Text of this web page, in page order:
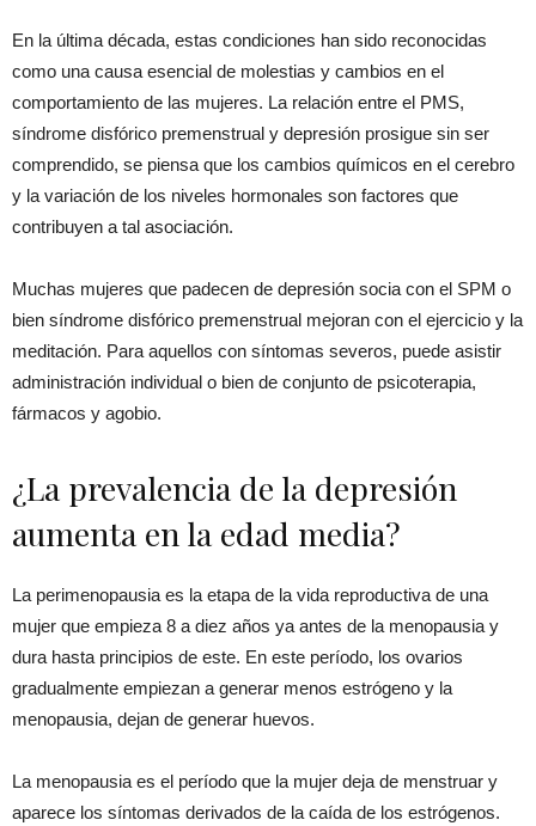
En la última década, estas condiciones han sido reconocidas
como una causa esencial de molestias y cambios en el
comportamiento de las mujeres. La relación entre el PMS,
síndrome disfórico premenstrual y depresión prosigue sin ser
comprendido, se piensa que los cambios químicos en el cerebro
y la variación de los niveles hormonales son factores que
contribuyen a tal asociación.
Muchas mujeres que padecen de depresión socia con el SPM o
bien síndrome disfórico premenstrual mejoran con el ejercicio y la
meditación. Para aquellos con síntomas severos, puede asistir
administración individual o bien de conjunto de psicoterapia,
fármacos y agobio.
¿La prevalencia de la depresión
aumenta en la edad media?
La perimenopausia es la etapa de la vida reproductiva de una
mujer que empieza 8 a diez años ya antes de la menopausia y
dura hasta principios de este. En este período, los ovarios
gradualmente empiezan a generar menos estrógeno y la
menopausia, dejan de generar huevos.
La menopausia es el período que la mujer deja de menstruar y
aparece los síntomas derivados de la caída de los estrógenos.